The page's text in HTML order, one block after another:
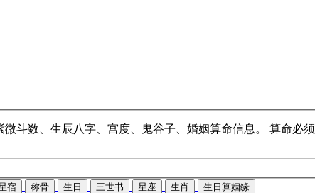
斗数、生辰八字、宫度、鬼谷子、婚姻算命信息。 算命必
宿 称骨 生日 三世书 星座 生肖 生日算姻缘